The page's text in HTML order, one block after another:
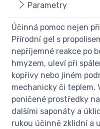
Parametry
Účinná pomoc nejen
Přírodní gel s
nepříjemné reakce po
hmyzem, uleví při
kopřivy nebo jiném
mechanicky či teplem.
poničené prostředky
dalšími saponáty a
rukou účinně zklidní a